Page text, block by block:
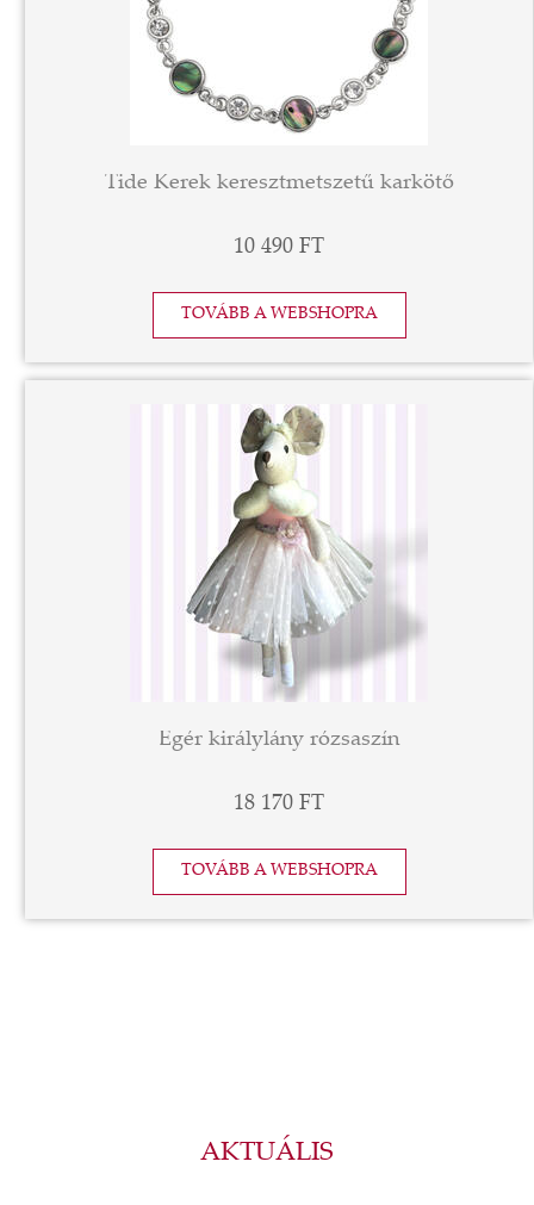
Tide Kerek keresztmetszetű karkötő
10 490 FT
TOVÁBB A WEBSHOPRA
Egér királylány rózsaszín
18 170 FT
TOVÁBB A WEBSHOPRA
AKTUÁLIS